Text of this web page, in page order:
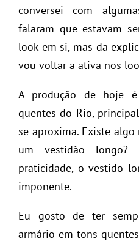
conversei com
falaram que estavam
look em si, mas da
vou voltar a ativa nos
A produção de hoje
quentes do Rio,
se aproxima. Existe
um vestidão
praticidade, o vestido
imponente.
Eu gosto de ter
armário em tons